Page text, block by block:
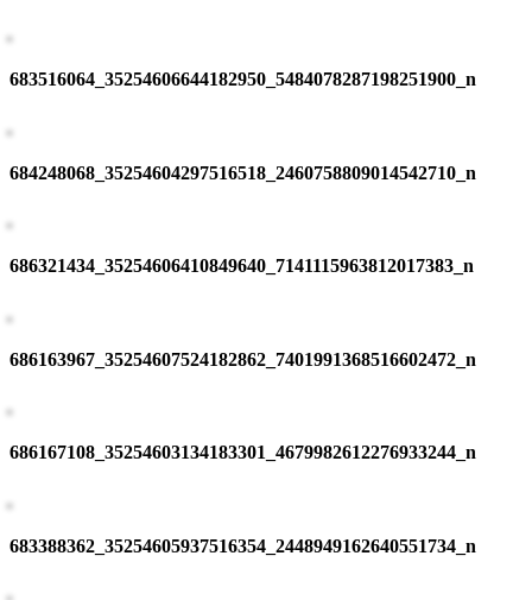
683516064_35254606644182950_5484078287198251900_n
684248068_35254604297516518_2460758809014542710_n
686321434_35254606410849640_7141115963812017383_n
686163967_35254607524182862_7401991368516602472_n
686167108_35254603134183301_4679982612276933244_n
683388362_35254605937516354_2448949162640551734_n